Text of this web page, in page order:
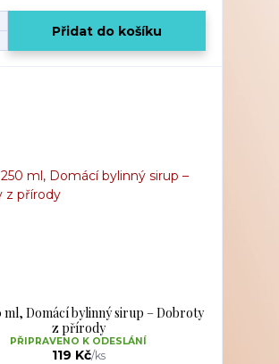
Přidat do košíku
ml, Domácí bylinný sirup – Dobroty
z přírody
119 Kč/ks
PŘIPRAVENO K ODESLÁNÍ